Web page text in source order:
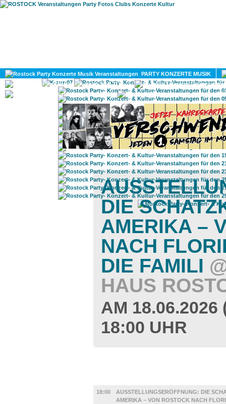
PARTY KONZERTE MUSIK
KULTUR
GAY
DIE
AMERIKA –
NACH
DIE FAMILI
HAUS
AM 18.06.2026
18:00 UHR
18:00
AUSSTELLUNGSERÖFFNUNG: DIE
AMERIKA – VON ROSTOCK NACH